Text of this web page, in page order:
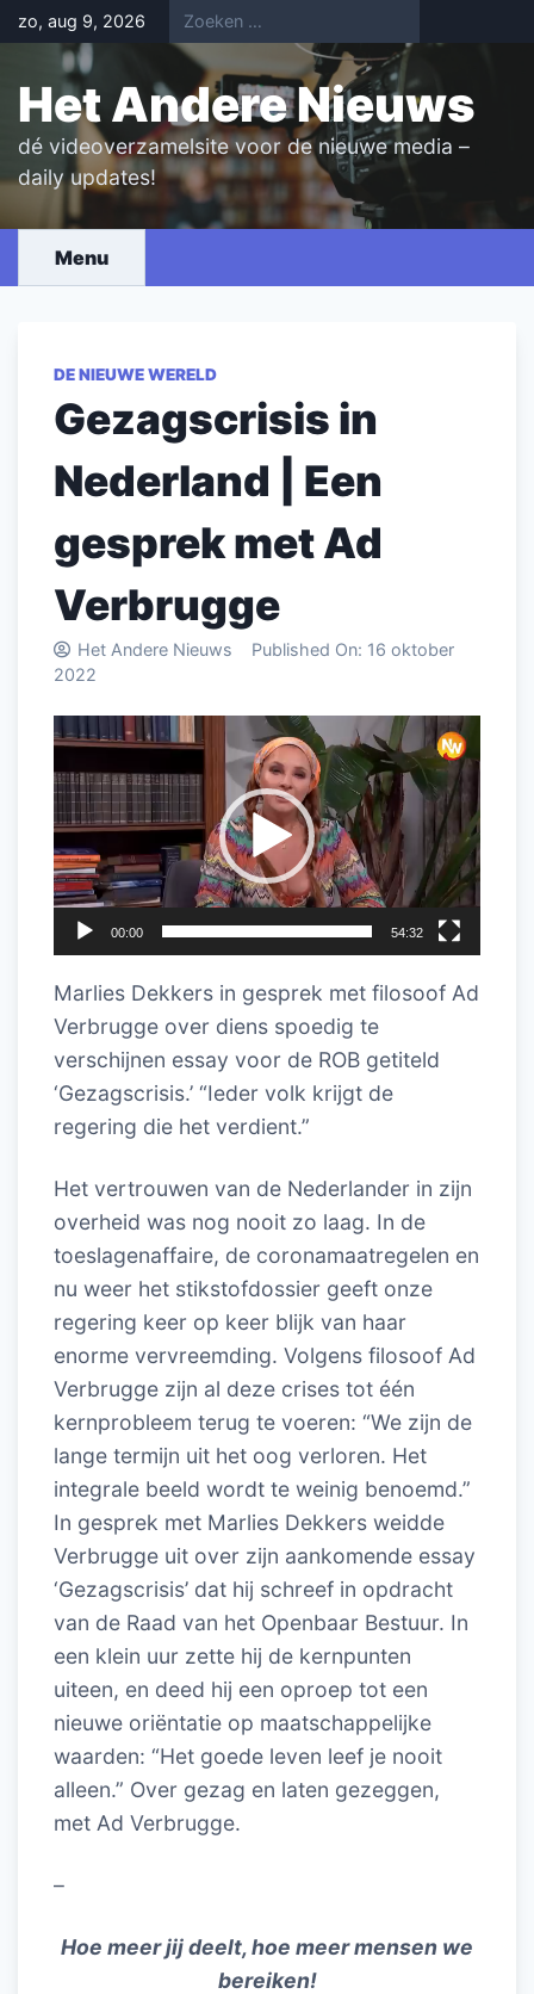
Skip
to
content
zo, aug 9, 2026
Het Andere Nieuws
dé videoverzamelsite voor de nieuwe media –
daily updates!
Menu
DE NIEUWE WERELD
Gezagscrisis in
Nederland | Een
gesprek met Ad
Verbrugge
Het Andere Nieuws Published On: 16 oktober
2022
Videospeler
00:00 54:32
Marlies Dekkers in gesprek met filosoof Ad
Verbrugge over diens spoedig te
verschijnen essay voor de ROB getiteld
‘Gezagscrisis.’ “Ieder volk krijgt de
regering die het verdient.”
Het vertrouwen van de Nederlander in zijn
overheid was nog nooit zo laag. In de
toeslagenaffaire, de coronamaatregelen en
nu weer het stikstofdossier geeft onze
regering keer op keer blijk van haar
enorme vervreemding. Volgens filosoof Ad
Verbrugge zijn al deze crises tot één
kernprobleem terug te voeren: “We zijn de
lange termijn uit het oog verloren. Het
integrale beeld wordt te weinig benoemd.”
In gesprek met Marlies Dekkers weidde
Verbrugge uit over zijn aankomende essay
‘Gezagscrisis’ dat hij schreef in opdracht
van de Raad van het Openbaar Bestuur. In
een klein uur zette hij de kernpunten
uiteen, en deed hij een oproep tot een
nieuwe oriëntatie op maatschappelijke
waarden: “Het goede leven leef je nooit
alleen.” Over gezag en laten gezeggen,
met Ad Verbrugge.
–
Hoe meer jij deelt, hoe meer mensen we
bereiken!